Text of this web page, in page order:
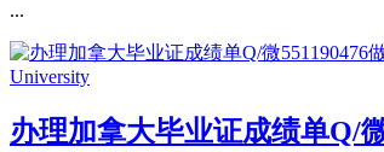
...
办理加拿大毕业证成绩单Q/